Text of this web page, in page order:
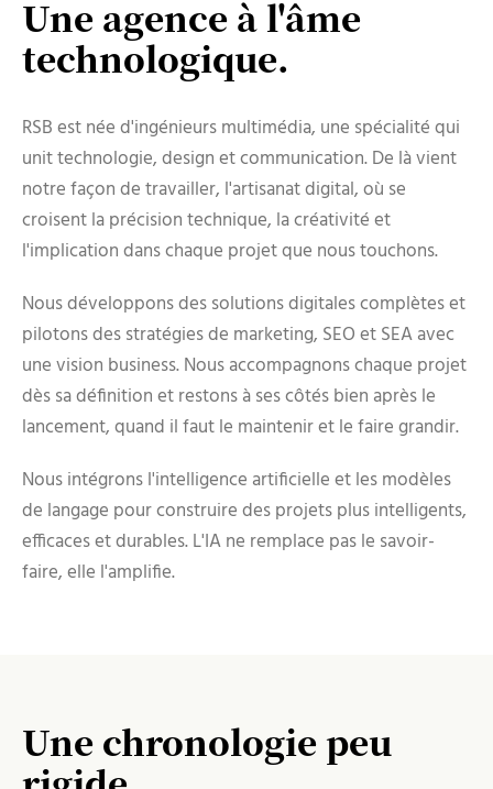
Une agence à l'âme
technologique.
RSB est née d'ingénieurs multimédia, une spécialité qui
unit technologie, design et communication. De là vient
notre façon de travailler, l'artisanat digital, où se
croisent la précision technique, la créativité et
l'implication dans chaque projet que nous touchons.
Nous développons des solutions digitales complètes et
pilotons des stratégies de marketing, SEO et SEA avec
une vision business. Nous accompagnons chaque projet
dès sa définition et restons à ses côtés bien après le
lancement, quand il faut le maintenir et le faire grandir.
Nous intégrons l'intelligence artificielle et les modèles
de langage pour construire des projets plus intelligents,
efficaces et durables. L'IA ne remplace pas le savoir-
faire, elle l'amplifie.
Une chronologie peu